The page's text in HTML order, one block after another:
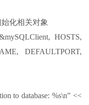
化相关对象
HOSTS,
DEFAULTPORT,
database: %s\n” <<